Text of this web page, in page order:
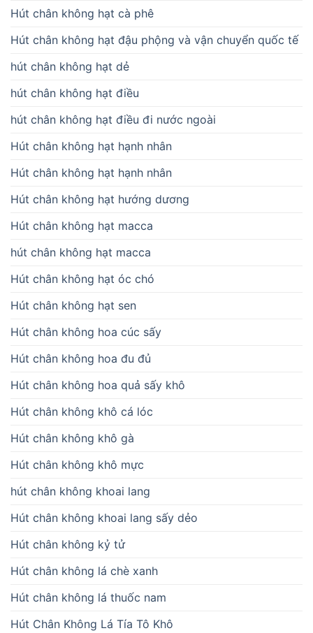
Hút chân không hạt cà phê
Hút chân không hạt đậu phộng và vận chuyển quốc tế
hút chân không hạt dẻ
hút chân không hạt điều
hút chân không hạt điều đi nước ngoài
Hút chân không hạt hạnh nhân
Hút chân không hạt hạnh nhân
Hút chân không hạt hướng dương
Hút chân không hạt macca
hút chân không hạt macca
Hút chân không hạt óc chó
Hút chân không hạt sen
Hút chân không hoa cúc sấy
Hút chân không hoa đu đủ
Hút chân không hoa quả sấy khô
Hút chân không khô cá lóc
Hút chân không khô gà
Hút chân không khô mực
hút chân không khoai lang
Hút chân không khoai lang sấy dẻo
Hút chân không kỷ tử
Hút chân không lá chè xanh
Hút chân không lá thuốc nam
Hút Chân Không Lá Tía Tô Khô